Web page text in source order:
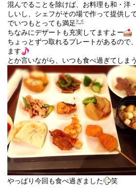
混んでることを除けば、お料理も和・洋
しいし、シェフがその場で作って提供し
でいつもとっても満足
ちなみにデザートも充実してますよー
ちょっとずつ取れるプレートがあるので
ます
とか言いながら、いつも食べ過ぎてしま
やっぱり今回も食べ過ぎました 笑